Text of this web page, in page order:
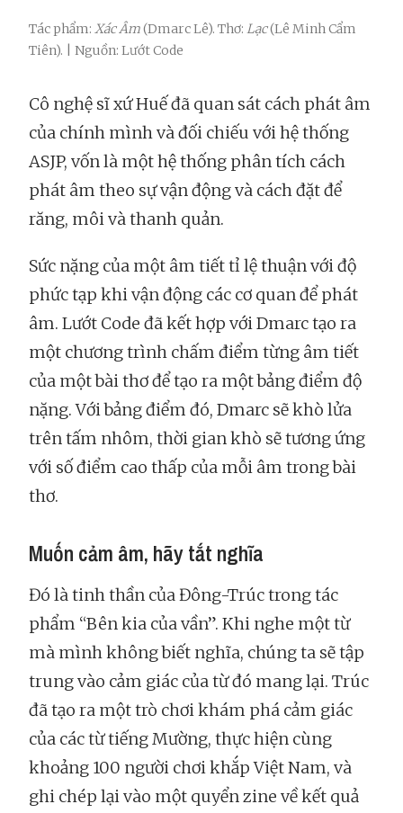
Tác phẩm: Xác Âm(Dmarc Lê). Thơ: Lạc(Lê Minh Cẩm
Tiên). | Nguồn: Lướt Code
Cô nghệ sĩ xứ Huế đã quan sát cách phát âm
của chính mình và đối chiếu với hệ thống
ASJP, vốn là một hệ thống phân tích cách
phát âm theo sự vận động và cách đặt để
răng, môi và thanh quản.
Sức nặng của một âm tiết tỉ lệ thuận với độ
phức tạp khi vận động các cơ quan để phát
âm. Lướt Code đã kết hợp với Dmarc tạo ra
một chương trình chấm điểm từng âm tiết
của một bài thơ để tạo ra một bảng điểm độ
nặng. Với bảng điểm đó, Dmarc sẽ khò lửa
trên tấm nhôm, thời gian khò sẽ tương ứng
với số điểm cao thấp của mỗi âm trong bài
thơ.
Muốn cảm âm, hãy tắt nghĩa
Đó là tinh thần của Đông-Trúc trong tác
phẩm “Bên kia của vần”. Khi nghe một từ
mà mình không biết nghĩa, chúng ta sẽ tập
trung vào cảm giác của từ đó mang lại. Trúc
đã tạo ra một trò chơi khám phá cảm giác
của các từ tiếng Mường, thực hiện cùng
khoảng 100 người chơi khắp Việt Nam, và
ghi chép lại vào một quyển zine về kết quả